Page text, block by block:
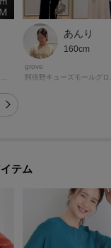
！
＊＊＊＊＊
ららぽーと名古屋みなとアクルスグローブ
あんり
160cm
grove
阿
テム